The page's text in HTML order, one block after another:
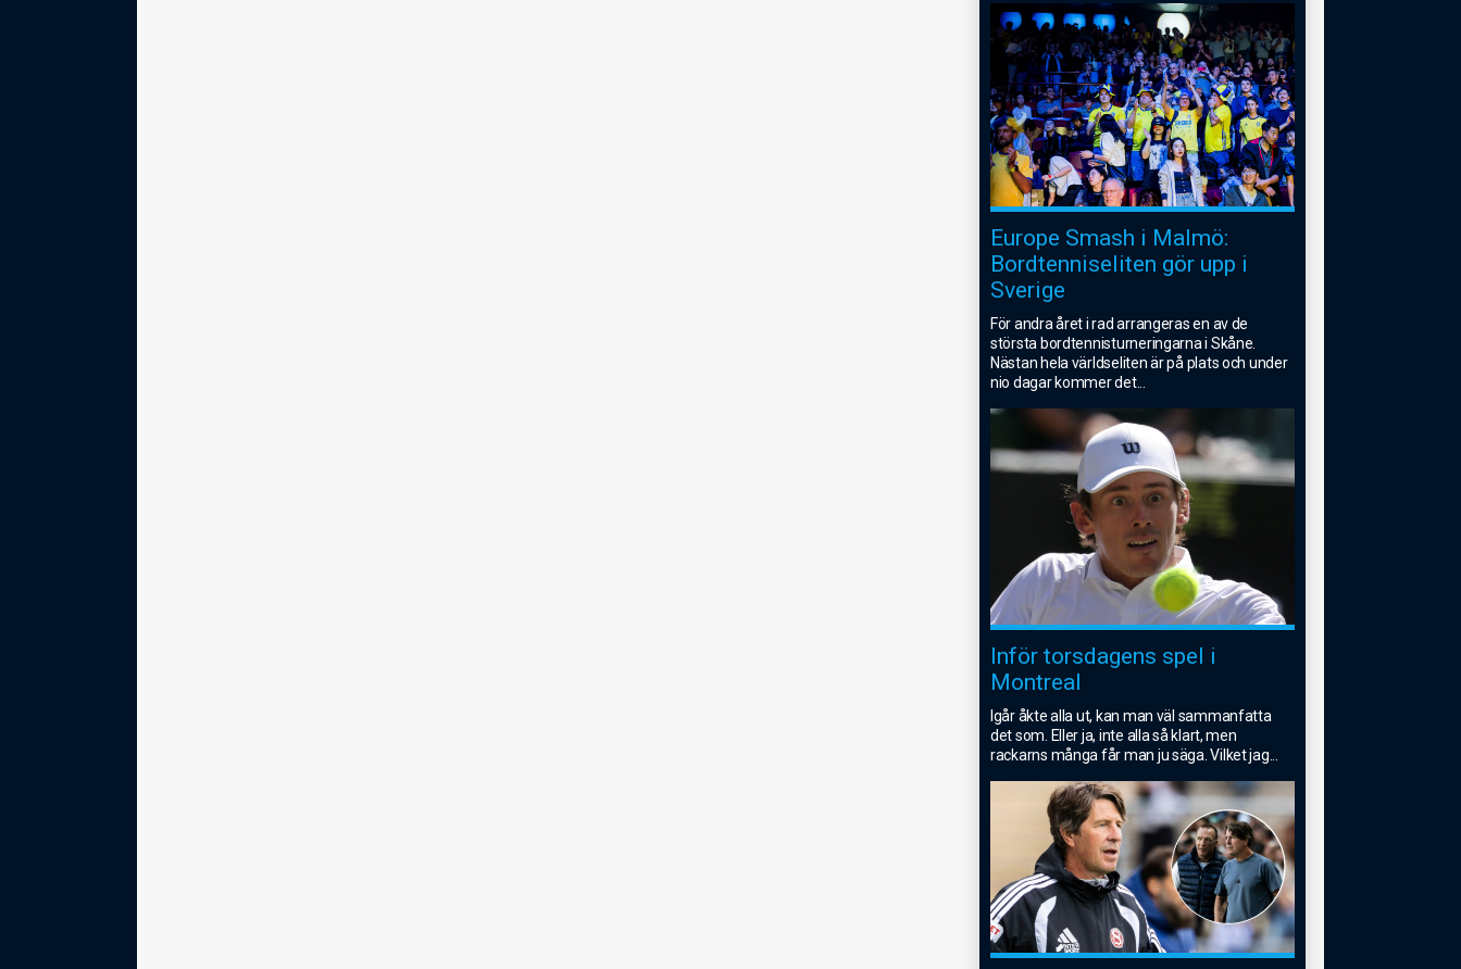
Europe Smash i Malmö:
Bordtenniseliten gör upp i
Sverige
För andra året i rad arrangeras en av de
största bordtennisturneringarna i Skåne.
Nästan hela världseliten är på plats och under
nio dagar kommer det...
Inför torsdagens spel i
Montreal
Igår åkte alla ut, kan man väl sammanfatta
det som. Eller ja, inte alla så klart, men
rackarns många får man ju säga. Vilket jag